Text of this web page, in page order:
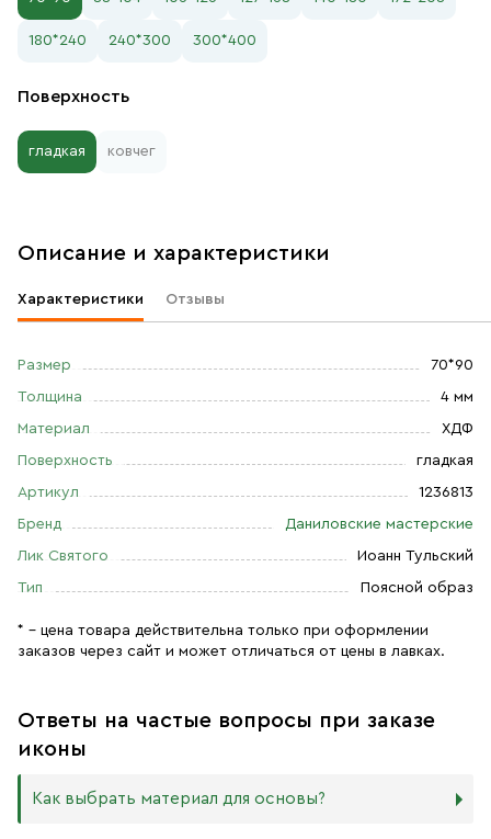
180*240 240*300 300*400
Поверхность
гладкая ковчег
Описание и характеристики
Характеристики Отзывы
Размер 70*90
Толщина 4 мм
Материал ХДФ
Поверхность гладкая
Артикул 1236813
Бренд Даниловские мастерские
Лик Святого Иоанн Тульский
Тип Поясной образ
* – цена товара действительна только при оформлении
заказов через сайт и может отличаться от цены в лавках.
Ответы на частые вопросы при заказе
иконы
Как выбрать материал для основы?